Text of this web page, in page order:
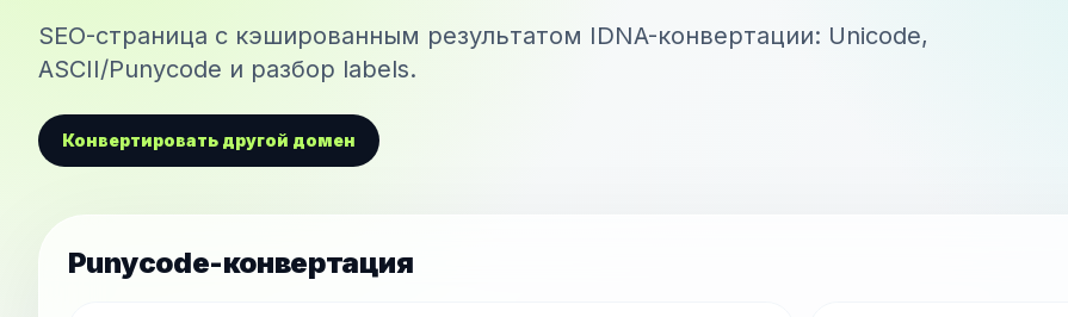
SEO-страница с кэшированным результатом IDNA-конвертации: Unicode,
ASCII/Punycode и разбор labels.
Конвертировать другой домен
Punycode-конвертация